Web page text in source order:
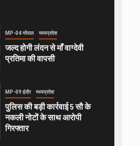
MP-04 भोपाल मध्यप्रदेश
जल्द होगी लंदन से माँ वाग्देवी
प्रतिमा की वापसी
MP-09 इंदौर मध्यप्रदेश
पुलिस की बड़ी कार्रवाई 5 सौ के
नकली नोटों के साथ आरोपी
गिरफ्तार